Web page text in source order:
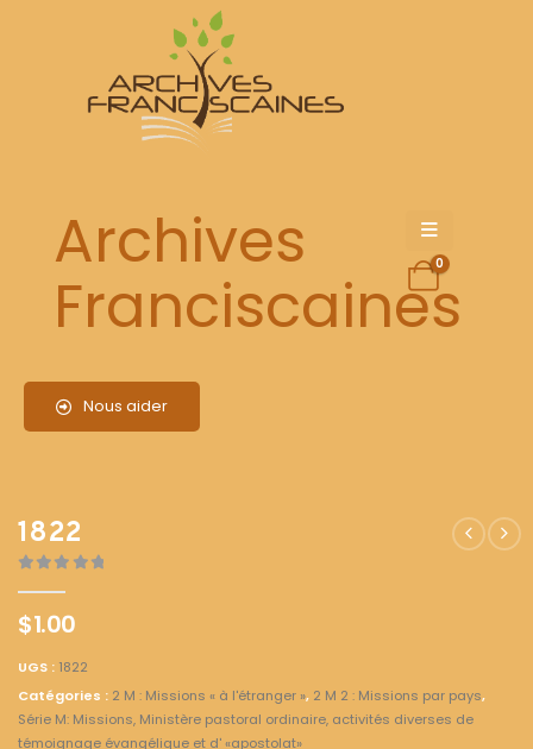
Archives
Franciscaines
Nous aider
0
1822
$1.00
UGS : 1822
Catégories : 2 M : Missions « à l'étranger », 2 M 2 : Missions par pays,
Série M: Missions, Ministère pastoral ordinaire, activités diverses de
témoignage évangélique et d' «apostolat»